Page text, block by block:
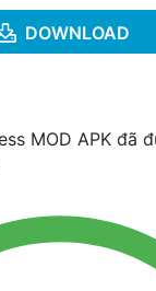
DOWNLOAD
MOD APK đã